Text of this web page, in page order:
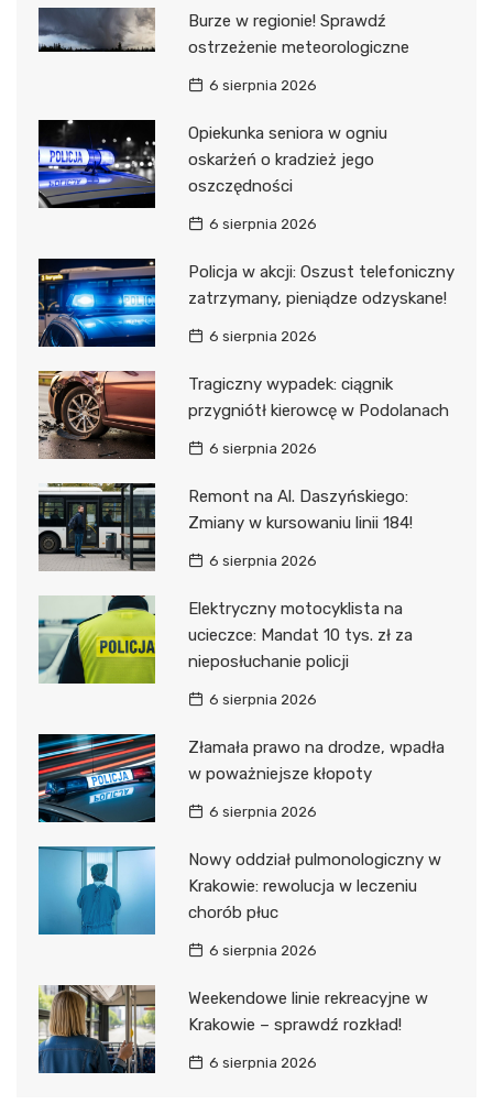
Burze w regionie! Sprawdź
ostrzeżenie meteorologiczne
6 sierpnia 2026
Opiekunka seniora w ogniu
oskarżeń o kradzież jego
oszczędności
6 sierpnia 2026
Policja w akcji: Oszust telefoniczny
zatrzymany, pieniądze odzyskane!
6 sierpnia 2026
Tragiczny wypadek: ciągnik
przygniótł kierowcę w Podolanach
6 sierpnia 2026
Remont na Al. Daszyńskiego:
Zmiany w kursowaniu linii 184!
6 sierpnia 2026
Elektryczny motocyklista na
ucieczce: Mandat 10 tys. zł za
nieposłuchanie policji
6 sierpnia 2026
Złamała prawo na drodze, wpadła
w poważniejsze kłopoty
6 sierpnia 2026
Nowy oddział pulmonologiczny w
Krakowie: rewolucja w leczeniu
chorób płuc
6 sierpnia 2026
Weekendowe linie rekreacyjne w
Krakowie – sprawdź rozkład!
6 sierpnia 2026